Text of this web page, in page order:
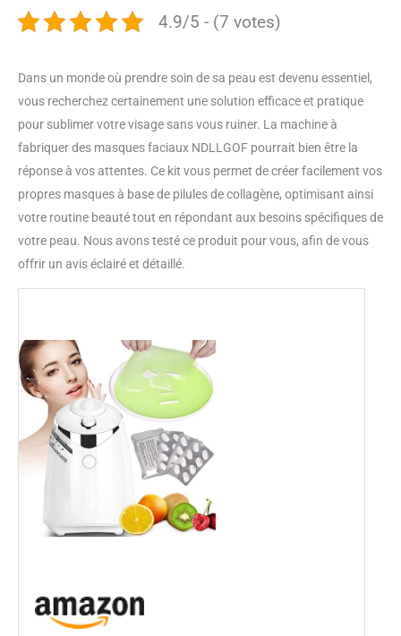
4.9/5 - (7 votes)
Dans un monde où prendre soin de sa peau est devenu essentiel,
vous recherchez certainement une solution efficace et pratique
pour sublimer votre visage sans vous ruiner. La machine à
fabriquer des masques faciaux NDLLGOF pourrait bien être la
réponse à vos attentes. Ce kit vous permet de créer facilement vos
propres masques à base de pilules de collagène, optimisant ainsi
votre routine beauté tout en répondant aux besoins spécifiques de
votre peau. Nous avons testé ce produit pour vous, afin de vous
offrir un avis éclairé et détaillé.